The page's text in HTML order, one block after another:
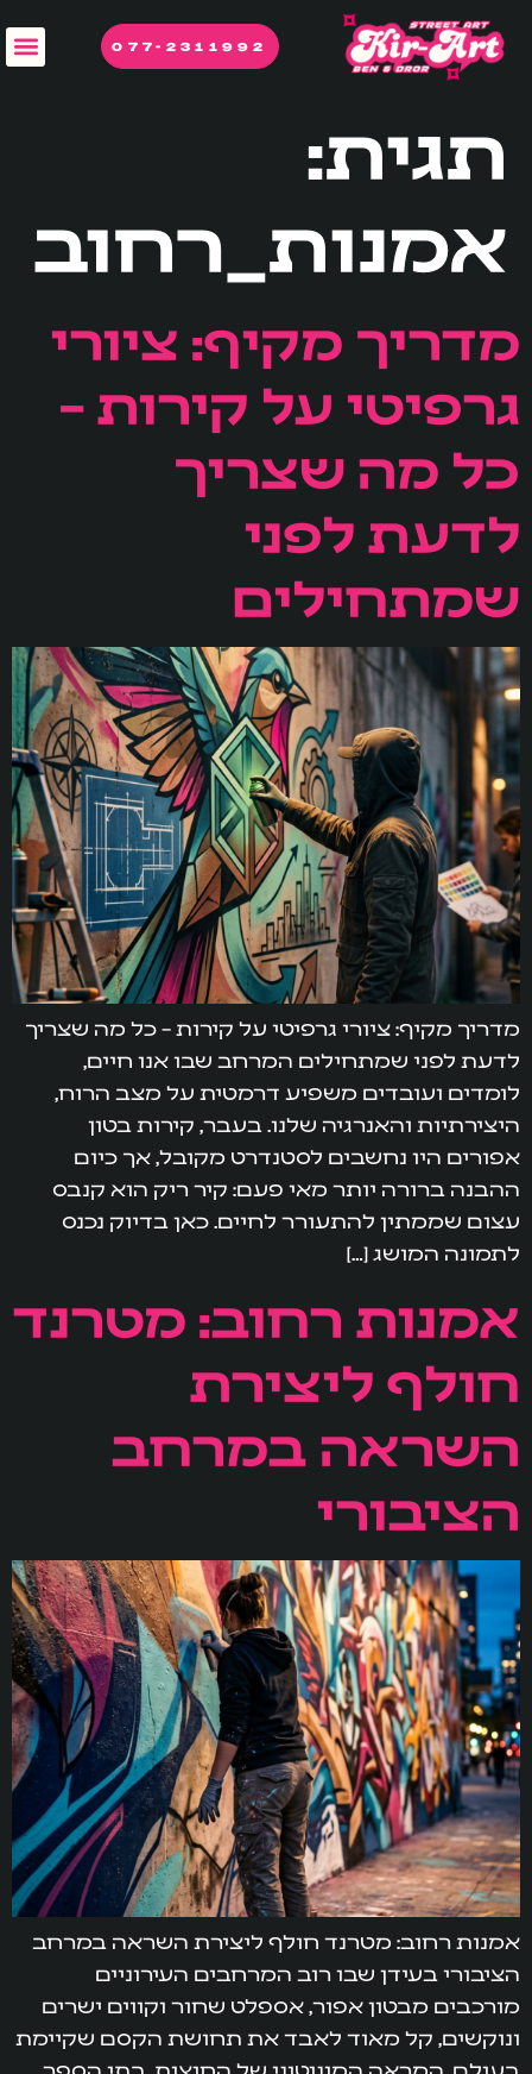
לתוכן
077-2311992
תגית:
אמנות_רחוב
מדריך מקיף: ציורי
גרפיטי על קירות –
כל מה שצריך
לדעת לפני
שמתחילים
מדריך מקיף: ציורי גרפיטי על קירות – כל מה שצריך
לדעת לפני שמתחילים המרחב שבו אנו חיים,
לומדים ועובדים משפיע דרמטית על מצב הרוח,
היצירתיות והאנרגיה שלנו. בעבר, קירות בטון
אפורים היו נחשבים לסטנדרט מקובל, אך כיום
ההבנה ברורה יותר מאי פעם: קיר ריק הוא קנבס
עצום שממתין להתעורר לחיים. כאן בדיוק נכנס
לתמונה המושג […]
אמנות רחוב: מטרנד
חולף ליצירת
השראה במרחב
הציבורי
אמנות רחוב: מטרנד חולף ליצירת השראה במרחב
הציבורי בעידן שבו רוב המרחבים העירוניים
מורכבים מבטון אפור, אספלט שחור וקווים ישרים
ונוקשים, קל מאוד לאבד את תחושת הקסם שקיימת